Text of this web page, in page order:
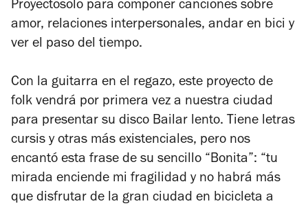
Proyectosolo para componer canciones sobre
amor, relaciones interpersonales, andar en bici y
ver el paso del tiempo.
Con la guitarra en el regazo, este proyecto de
folk vendrá por primera vez a nuestra ciudad
para presentar su disco Bailar lento. Tiene letras
cursis y otras más existenciales, pero nos
encantó esta frase de su sencillo “Bonita”: “tu
mirada enciende mi fragilidad y no habrá más
que disfrutar de la gran ciudad en bicicleta a